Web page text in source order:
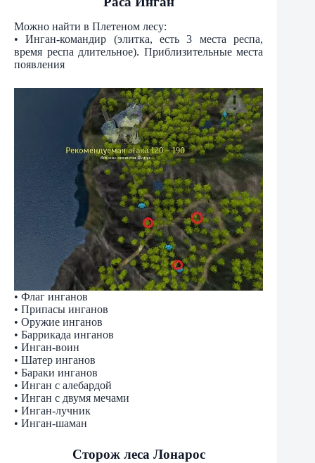
Можно найти в Плетеном лесу:
• Инган-командир (элитка, есть 3 места респа,
время респа длительное). Приблизительные места
появления
• Флаг инганов
• Припасы инганов
• Оружие инганов
• Баррикада инганов
• Инган-воин
• Шатер инганов
• Бараки инганов
• Инган с алебардой
• Инган с двумя мечами
• Инган-лучник
• Инган-шаман
Сторож леса Лонарос